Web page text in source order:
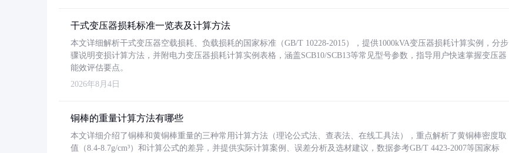
干式变压器损耗标准一览表及计算方法
本文详细解析干式变压器空载损耗、负载损耗的国家标准（GB/T 10228-2015），提供1000kVA变压器损耗计算实例，分步
骤说明变损计算方法，并附电力变压器损耗计算实例表格，涵盖SCB10/SCB13等常见型号参数，指导用户快速掌握变压器
能效评估要点。
2026年8月4日
铜棒的重量计算方法有哪些
本文详细介绍了铜棒和黄铜棒重量的三种常用计算方法（理论公式法、查表法、在线工具法），重点解析了黄铜棒密度取
值（8.4-8.7g/cm³）和计算公式的差异，并提供实际计算案例、误差分析及选材建议，数据参考GB/T 4423-2007等国家标